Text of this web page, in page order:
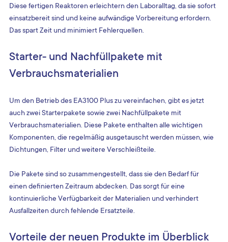
Diese fertigen Reaktoren erleichtern den Laboralltag, da sie sofort
einsatzbereit sind und keine aufwändige Vorbereitung erfordern.
Das spart Zeit und minimiert Fehlerquellen.
Starter- und Nachfüllpakete mit
Verbrauchsmaterialien
Um den Betrieb des EA3100 Plus zu vereinfachen, gibt es jetzt
auch zwei Starterpakete sowie zwei Nachfüllpakete mit
Verbrauchsmaterialien. Diese Pakete enthalten alle wichtigen
Komponenten, die regelmäßig ausgetauscht werden müssen, wie
Dichtungen, Filter und weitere Verschleißteile.
Die Pakete sind so zusammengestellt, dass sie den Bedarf für
einen definierten Zeitraum abdecken. Das sorgt für eine
kontinuierliche Verfügbarkeit der Materialien und verhindert
Ausfallzeiten durch fehlende Ersatzteile.
Vorteile der neuen Produkte im Überblick